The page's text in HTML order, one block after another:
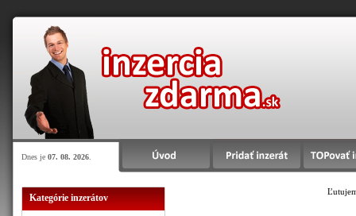
Dnes je 07. 08. 2026
Kategórie inzerátov